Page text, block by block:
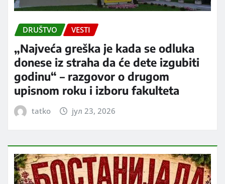
DRUŠTVO VESTI
„Najveća greška je kada se odluka
donese iz straha da će dete izgubiti
godinu“ – razgovor o drugom
upisnom roku i izboru fakulteta
tatko јул 23, 2026